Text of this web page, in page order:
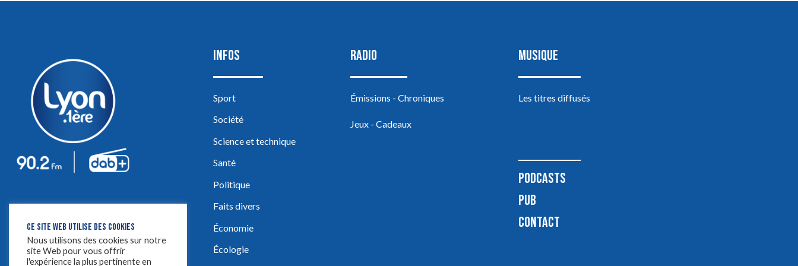
INFOS
Sport
Société
Science et technique
Santé
Politique
Faits divers
Économie
Écologie
RADIO
Émissions - Chroniques
Jeux - Cadeaux
MUSIQUE
Les titres diffusés
PODCASTS
PUB
CONTACT
CE SITE WEB UTILISE DES COOKIES
Nous utilisons des cookies sur notre
site Web pour vous offrir
l'expérience la plus pertinente en